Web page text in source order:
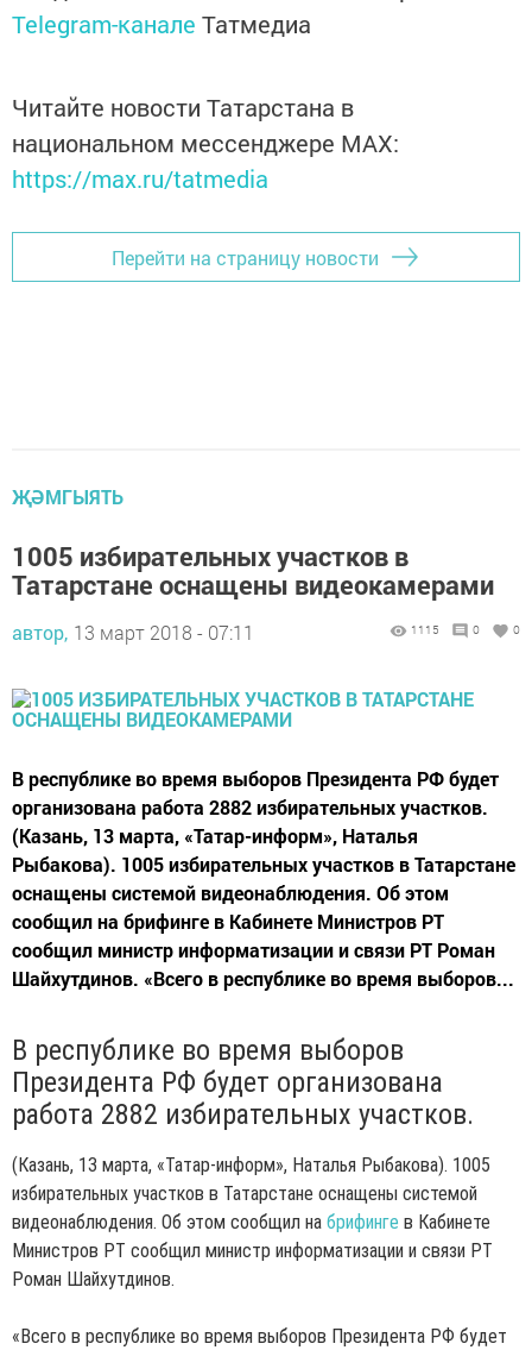
Telegram-канале Татмедиа
Читайте новости Татарстана в
национальном мессенджере MАХ:
https://max.ru/tatmedia
Перейти на страницу новости
ҖӘМГЫЯТЬ
1005 избирательных участков в
Татарстане оснащены видеокамерами
автор, 13 март 2018 - 07:11 1115 0 0
В республике во время выборов Президента РФ будет
организована работа 2882 избирательных участков.
(Казань, 13 марта, «Татар-информ», Наталья
Рыбакова). 1005 избирательных участков в Татарстане
оснащены системой видеонаблюдения. Об этом
сообщил на брифинге в Кабинете Министров РТ
сообщил министр информатизации и связи РТ Роман
Шайхутдинов. «Всего в республике во время выборов...
В республике во время выборов
Президента РФ будет организована
работа 2882 избирательных участков.
(Казань, 13 марта, «Татар-информ», Наталья Рыбакова). 1005
избирательных участков в Татарстане оснащены системой
видеонаблюдения. Об этом сообщил на брифинге в Кабинете
Министров РТ сообщил министр информатизации и связи РТ
Роман Шайхутдинов.
«Всего в республике во время выборов Президента РФ будет